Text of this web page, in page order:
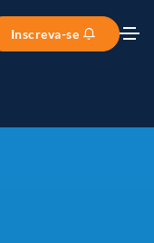
Inscreva-se